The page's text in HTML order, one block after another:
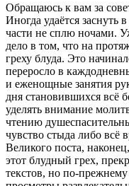
Обращаюсь к вам за
Иногда удаётся заснуть
части не сплю ночами.
дело в том, что на
греху блуда. Это
переросло в
и еженощные занятия
дня становившихся всё
уделять внимание
чтению
чувство стыда либо всё
Великого поста,
этот блудный грех,
текстов, но по-прежнему